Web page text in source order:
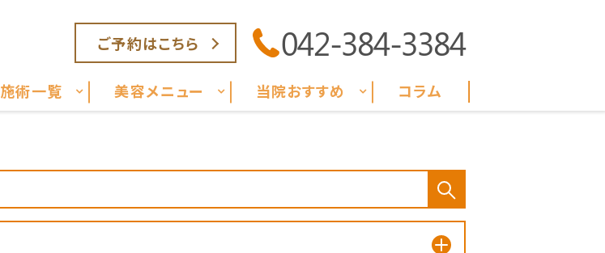
ご予約はこちら 042-384-3384
施術一覧 美容メニュー 当院おすすめ コラム